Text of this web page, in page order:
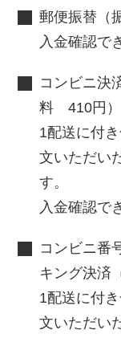
郵便振替（
入金確認で
コンビニ決
料 410円）
1配送に付
文いただい
す。
入金確認で
コンビニ番
キング決済
1配送に付
文いただい